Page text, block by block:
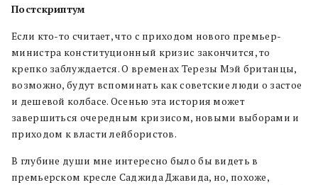
Постскриптум
Если кто-то считает, что с приходом нового премьер-
министра конституционный кризис закончится, то
крепко заблуждается. О временах Терезы Мэй британцы,
возможно, будут вспоминать как советские люди о застое
и дешевой колбасе. Осенью эта история может
завершиться очередным кризисом, новыми выборами и
приходом к власти лейбористов.
В глубине души мне интересно было бы видеть в
премьерском кресле Саджида Джавида, но, похоже,